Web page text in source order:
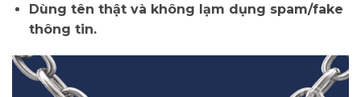
Dùng tên thật và không lạm dụng spam/fake
thông tin.